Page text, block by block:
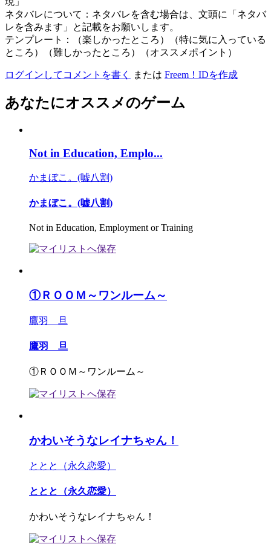
ネタバレについて：ネタバレを含む場合は、文頭に「ネタバ
レを含みます」と記載をお願いします。
テンプレート：（楽しかったところ）（特に気に入っている
ところ）（難しかったところ）（オススメポイント）
ログインしてコメントを書く または Freem！IDを作成
あなたにオススメのゲーム
Not in Education, Emplo...
かまぼこ。(嘘八割)
かまぼこ。(嘘八割)
Not in Education, Employment or Training
①ＲＯＯＭ～ワンルーム～
鷹羽 旦
鷹羽 旦
①ＲＯＯＭ～ワンルーム～
かわいそうなレイナちゃん！
ととと（永久恋愛）
ととと（永久恋愛）
かわいそうなレイナちゃん！